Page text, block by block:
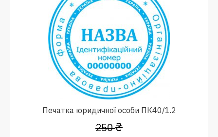
Печатка юридичної особи ПК40/1.2
250₴